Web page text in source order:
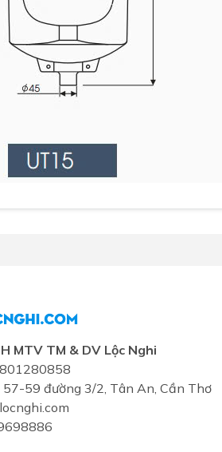
MTV TM & DV Lộc Nghi
57-59 đường 3/2, Tân An, Cần Thơ